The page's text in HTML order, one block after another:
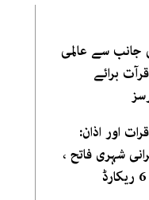
جانب سے عالمی
برائے
اور اذان:
شہری فاتح ،